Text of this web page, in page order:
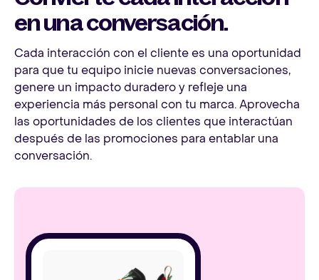
en una conversación.
Cada interacción con el cliente es una oportunidad
para que tu equipo inicie nuevas conversaciones,
genere un impacto duradero y refleje una
experiencia más personal con tu marca. Aprovecha
las oportunidades de los clientes que interactúan
después de las promociones para entablar una
conversación.